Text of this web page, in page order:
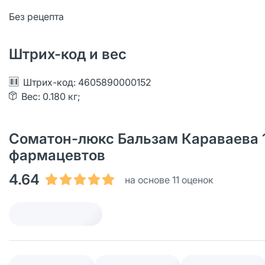
Без рецепта
Штрих-код и вес
Штрих-код: 4605890000152
Вес: 0.180 кг;
Соматон-люкс Бальзам Караваева
фармацевтов
4.64
на основе 11 оценок